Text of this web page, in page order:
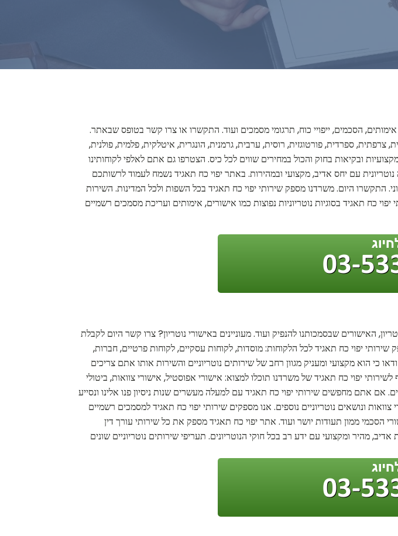
הסכמים, ייפויי כוח, תרגומי מסמכים ועוד. התקשרו או צרו קשר בטופס שבאתר.
ספרדית, פורטוגזית, רוסית, ערבית, גרמנית, הונגרית, איטלקית, פלמית, פולנית,
ובקיאות בחוק והכול במחירים שווים לכל כיס. הצטרפו גם אתם לאלפי לקוחותינו
עם יחס אדיב, מקצועי ובמהירות. באתר יפוי כח תאגיד נשמח לעמוד לרשותכם
התקשרו היום. משרדנו מספק שירותי יפוי כח תאגיד בכל השפות ולכל המדינות. השירות
כח תאגיד בסוגיות נוטריוניות נפוצות כמו אישורים, אימותים ועריכת מסמכים רשמיים
האישורים שבסמכותנו להנפיק ועוד. מעוניינים באישורי נוטריון? צרו קשר היום לקבלת
יפוי כח תאגיד לכל הלקוחות: מוסדות, לקוחות עסקיים, לקוחות פרטיים, חברות,
הוא מקצועי ומעניק מגוון רחב של שירותים נוטריוניים והשירות אותו אתם צריכים
יפוי כח תאגיד של משרדנו תוכלו למצוא: אישורי אפוסטיל, אישורי צוואות, ביטולי
אם אתם מחפשים שירותי יפוי כח תאגיד עם למעלה מעשרים שנות ניסיון פנו אלינו ונסייע
ונושאים נוטריוניים נוספים. אנו מספקים שירותי יפוי כח תאגיד למסמכים רשמיים
הסכמי ממון תעודות יושר ועוד. אתר יפוי כח תאגיד מספק את כל שירותי עורך דין
מהיר ומקצועי עם ידע רב בכל חוקי הנוטריונים. תעריפי שירותים נוטריוניים שונים